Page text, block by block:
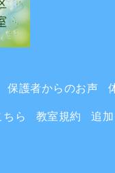
保護者からのお声
ちら 教室規約 追